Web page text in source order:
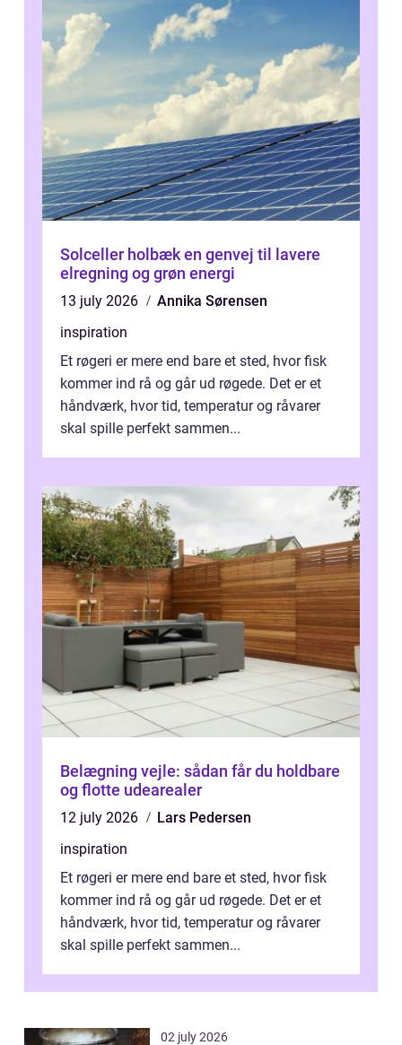
Solceller holbæk en genvej til lavere
elregning og grøn energi
13 july 2026
Annika Sørensen
inspiration
Et røgeri er mere end bare et sted, hvor fisk
kommer ind rå og går ud røgede. Det er et
håndværk, hvor tid, temperatur og råvarer
skal spille perfekt sammen...
Belægning vejle: sådan får du holdbare
og flotte udearealer
12 july 2026
Lars Pedersen
inspiration
Et røgeri er mere end bare et sted, hvor fisk
kommer ind rå og går ud røgede. Det er et
håndværk, hvor tid, temperatur og råvarer
skal spille perfekt sammen...
02 july 2026